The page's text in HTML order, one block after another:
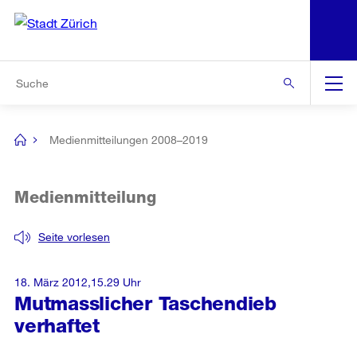
Navigation
[no
Medienmitteilungen 2008–2019
Mutmasslicher Taschendieb
verhaftet
Seite vorlesen
Medienmitteilung
18. März 2012,15.29 Uhr